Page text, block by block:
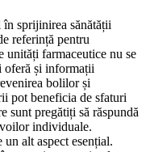
sprijinirea sănătății
referință pentru
unități farmaceutice nu se
oferă și informații
bolilor și
pot beneficia de sfaturi
sunt pregătiți să răspundă
individuale.
alt aspect esențial.